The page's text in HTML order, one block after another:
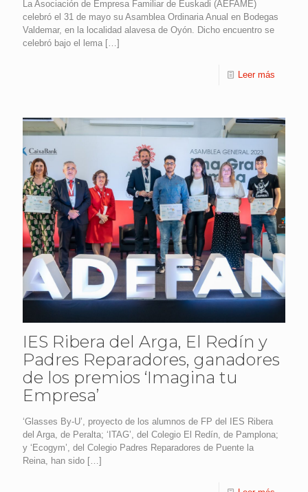
La Asociación de Empresa Familiar de Euskadi (AEFAME)
celebró el 31 de mayo su Asamblea Ordinaria Anual en Bodegas
Valdemar, en la localidad alavesa de Oyón. Dicho encuentro se
celebró bajo el lema […]
Leer más
IES Ribera del Arga, El Redín y
Padres Reparadores, ganadores
de los premios ‘Imagina tu
Empresa’
‘Glasses By-U’, proyecto de los alumnos de FP del IES Ribera
del Arga, de Peralta; ‘ITAG’, del Colegio El Redín, de Pamplona;
y ‘Ecogym’, del Colegio Padres Reparadores de Puente la
Reina, han sido […]